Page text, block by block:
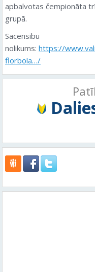
apbalvotas čempionāta
grupā.
Sacensību
nolikums: https://
florbola…/